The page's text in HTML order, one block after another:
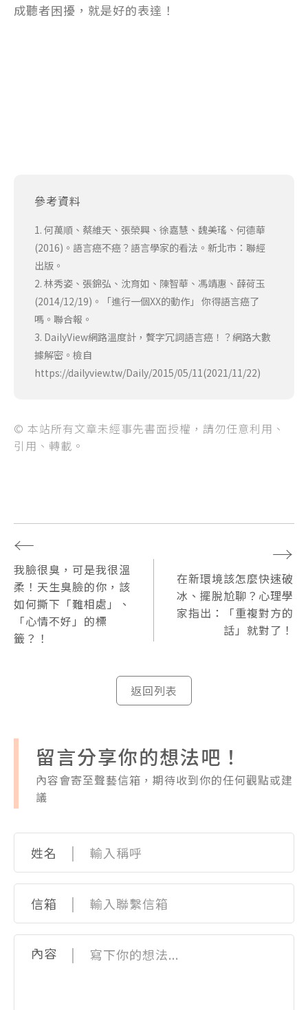
成聽者困擾，就是好的表達！
參考資料
1. 何萬順、蔡維天、張榮興、徐嘉慧、魏美瑤、何德華
(2016)。語言癌不癌？語言學家的看法。新北市：聯經
出版。
2. 林秀姿、張錦弘、沈育如、陳智華、馮靖惠、薛荷玉
(2014/12/19)。「進行一個XX的動作」 你得語言癌了
嗎。聯合報。
3. DailyView網路溫度計，贅字冗詞語言癌！？網路大數
據解密。檢自
https://dailyview.tw/Daily/2015/05/11(2021/11/22)
© 本站所有文章未經事先書面授權，請勿任意利用、
引用、轉載。
←
我臉很臭，可是我很溫
柔！天生臭臉的你，該
如何撕下「難相處」、
「心情不好」的標
籤？！
→
在新環境該怎麼快速破
冰、擺脫尬聊？心理學
家指出：「重複對方的
話」就對了！
返回列表
留言分享你的想法吧！
內容會寄至聲藝信箱，期待收到你的任何觀點或建
議
姓名 |
信箱 |
內容 |